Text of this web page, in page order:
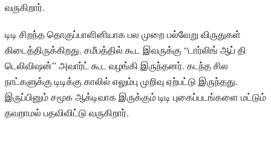
வருகிறார்.
டிடி சிறந்த தொகுப்பாளினியாக பல முறை பல்வேறு விருதுகள்
கிடைத்திருக்கிறது. சமீபத்தில் கூட இவருக்கு “டார்லிங் ஆப் தி
டெலிவிஷன்” அவார்ட் கூட வழங்கி இருந்தனர். கடந்த சில
நாட்களுக்கு டிடிக்கு காலில் எலும்பு முறிவு ஏற்பட்டு இருந்தது.
இருப்பினும் சமூக ஆக்டிவாக இருக்கும் டிடி புகைப்படங்களை மட்டும்
தவறாமல் பதவிவிட்டு வருகிறார்.